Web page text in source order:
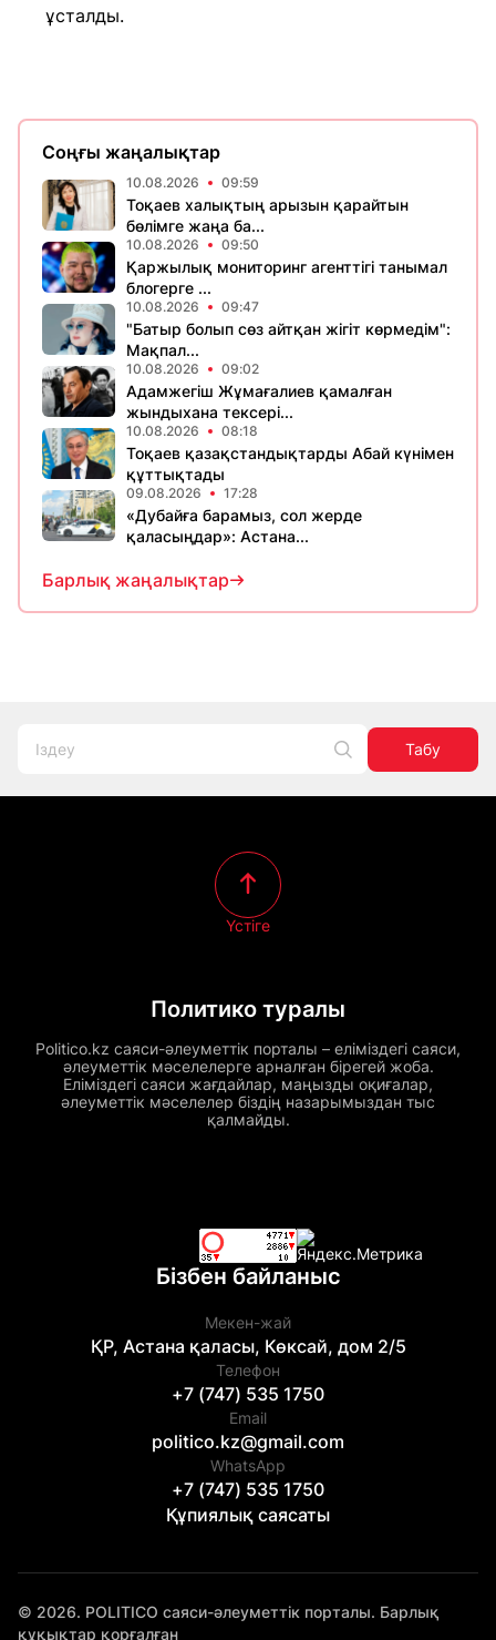
ұсталды.
Соңғы жаңалықтар
10.08.2026 09:59
Тоқаев халықтың арызын қарайтын
бөлімге жаңа ба...
10.08.2026 09:50
Қаржылық мониторинг агенттігі танымал
блогерге ...
10.08.2026 09:47
"Батыр болып сөз айтқан жігіт көрмедім":
Мақпал...
10.08.2026 09:02
Адамжегіш Жұмағалиев қамалған
жындыхана тексері...
10.08.2026 08:18
Тоқаев қазақстандықтарды Абай күнімен
құттықтады
09.08.2026 17:28
«Дубайға барамыз, сол жерде
қаласыңдар»: Астана...
Барлық жаңалықтар
Табу
Политико туралы
Politico.kz саяси-әлеуметтік порталы – еліміздегі саяси,
әлеуметтік мәселелерге арналған бірегей жоба.
Еліміздегі саяси жағдайлар, маңызды оқиғалар,
әлеуметтік мәселелер біздің назарымыздан тыс
қалмайды.
Үстіге
Бізбен байланыс
Мекен-жай
ҚР, Астана қаласы, Көксай, дом 2/5
Телефон
+7 (747) 535 1750
Email
politico.kz@gmail.com
WhatsApp
+7 (747) 535 1750
Құпиялық саясаты
© 2026. POLITICO саяси-әлеуметтік порталы. Барлық
құқықтар қорғалған